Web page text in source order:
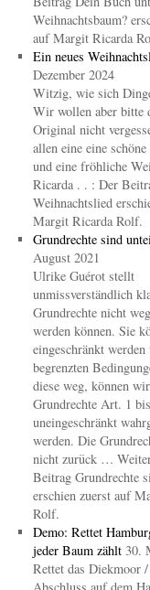
Weihnachtsbaum?
auf Margit Ricarda
Ein neues
Dezember 2024
Witzig, wie sich
Wir wollen aber bitte
Original nicht
allen eine eine
und eine fröhliche
Ricarda . . : Der
Weihnachtslied
Margit Ricarda Rolf.
Grundrechte sind
August 2021
Ulrike Guérot stellt
unmissverständlich
Grundrechte nicht
werden können. Sie
eingeschränkt werden
begrenzten
diese weg, können
Grundrechte Art. 1
uneingeschränkt
werden. Die
nicht zurück …
Beitrag Grundrechte
erschien zuerst auf
Rolf.
Demo: Rettet
jeder Baum zählt 30.
Rettet das Diekmoor